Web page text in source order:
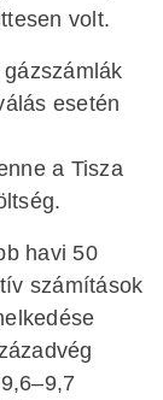
volt.
esetén
a Tisza
havi 50
számítások